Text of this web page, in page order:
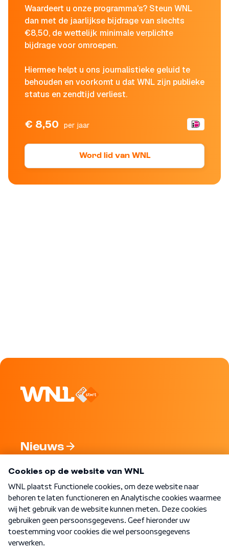
Waardeert u onze programma's? Steun WNL
dan met de jaarlijkse bijdrage van slechts
€8,50, de wettelijk minimale verplichte
bijdrage voor omroepen.
Hiermee helpt u ons journalistieke geluid te
behouden en voorkomt u dat WNL zijn publieke
status en zendtijd verliest.
€ 8,50 per jaar
Word lid van WNL
Nieuws
Nieuwsbrief
Word Lid